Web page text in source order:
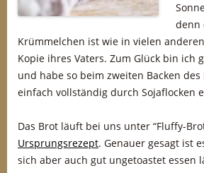
denn
Krümmelchen ist wie in vielen
Kopie ihres Vaters. Zum Glück bin ich
und habe so beim zweiten Backen des
einfach vollständig durch Sojaflocken
Das Brot läuft bei uns unter “Fluffy-
Ursprungsrezept. Genauer gesagt ist
sich aber auch gut ungetoastet essen